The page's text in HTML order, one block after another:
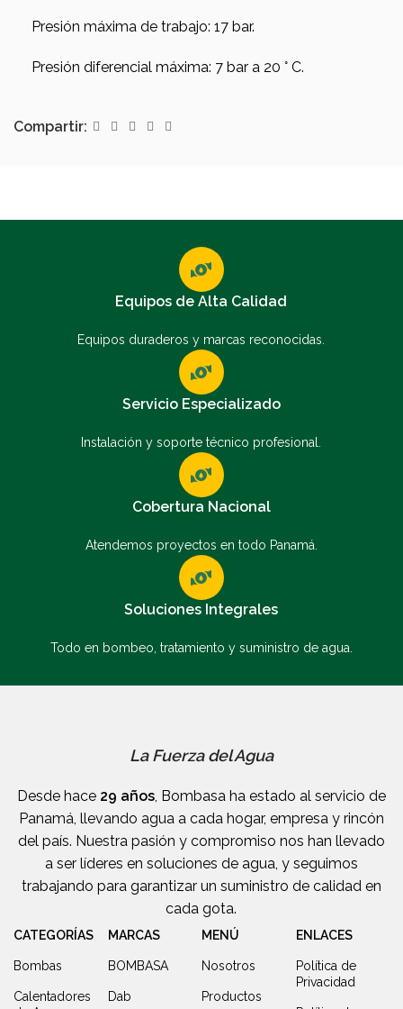
Presión máxima de trabajo: 17 bar.
Presión diferencial máxima: 7 bar a 20 ° C.
Compartir:
Equipos de Alta Calidad
Equipos duraderos y marcas reconocidas.
Servicio Especializado
Instalación y soporte técnico profesional.
Cobertura Nacional
Atendemos proyectos en todo Panamá.
Soluciones Integrales
Todo en bombeo, tratamiento y suministro de agua.
La Fuerza del Agua
Desde hace 29 años, Bombasa ha estado al servicio de
Panamá, llevando agua a cada hogar, empresa y rincón
del país. Nuestra pasión y compromiso nos han llevado
a ser líderes en soluciones de agua, y seguimos
trabajando para garantizar un suministro de calidad en
cada gota.
CATEGORÍAS
Bombas
Calentadores
MARCAS
BOMBASA
Dab
MENÚ
Nosotros
Productos
ENLACES
Política de
Privacidad